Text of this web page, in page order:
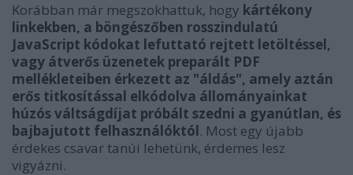
Korábban már megszokhattuk, hogy kártékony
linkekben, a böngészőben rosszindulatú
JavaScript kódokat lefuttató rejtett letöltéssel,
vagy átverős üzenetek preparált PDF
mellékleteiben érkezett az "áldás", amely aztán
erős titkosítással elkódolva állományainkat
húzós váltságdíjat próbált szedni a gyanútlan, és
bajbajutott felhasználóktól. Most egy újabb
érdekes csavar tanúi lehetünk, érdemes lesz
vigyázni.